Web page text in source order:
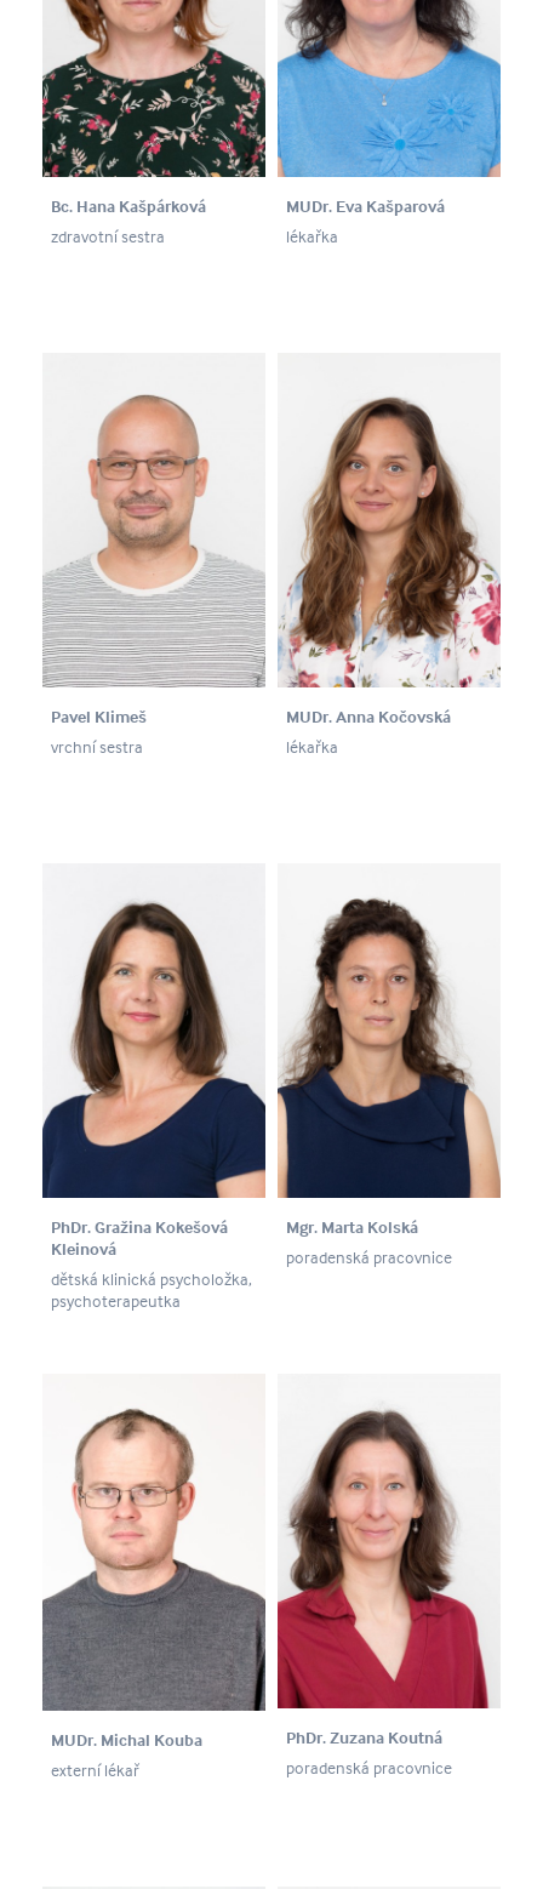
Bc. Hana Kašpárková
zdravotní sestra
MUDr. Eva Kašparová
lékařka
Pavel Klimeš
vrchní sestra
MUDr. Anna Kočovská
lékařka
PhDr. Gražina Kokešová
Kleinová
dětská klinická psycholožka,
psychoterapeutka
Mgr. Marta Kolská
poradenská pracovnice
MUDr. Michal Kouba
externí lékař
PhDr. Zuzana Koutná
poradenská pracovnice